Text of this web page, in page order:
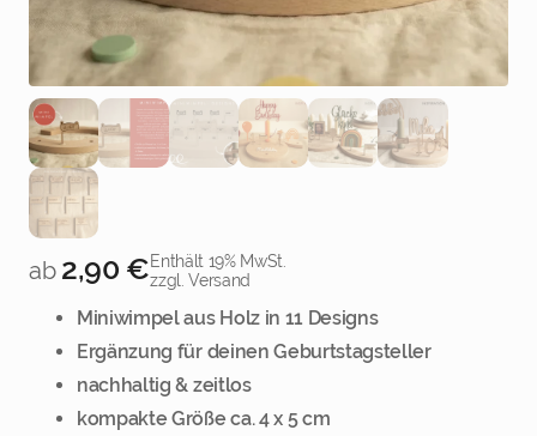
ab 2,90 €Enthält 19% MwSt.
zzgl. Versand
Miniwimpel aus Holz in 11 Designs
Ergänzung für deinen Geburtstagsteller
nachhaltig & zeitlos
kompakte Größe ca. 4 x 5 cm
7
10 11